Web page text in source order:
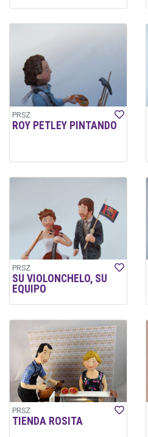
PRSZ
ROY PETLEY PINTANDO
PRSZ
SU VIOLONCHELO, SU
EQUIPO
PRSZ
TIENDA ROSITA